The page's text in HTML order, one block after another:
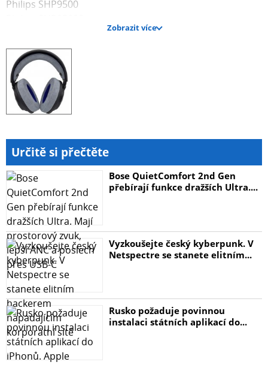
Philips SHP9500
Balíček obsahuje jeden pár náušníků.
Zobrazit více
Určitě si přečtěte
Bose QuietComfort 2nd Gen
přebírají funkce dražších Ultra....
Vyzkoušejte český kyberpunk. V
Netspectre se stanete elitním...
Rusko požaduje povinnou
instalaci státních aplikací do...